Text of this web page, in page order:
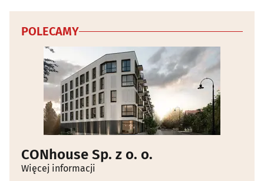
POLECAMY
CONhouse Sp. z o. o.
Więcej informacji